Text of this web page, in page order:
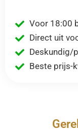
Voor 18:00
Direct uit
Deskundig/
Beste prijs-